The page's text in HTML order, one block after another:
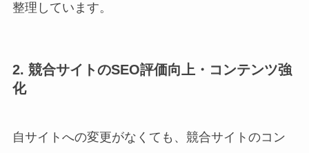
整理しています。
2. 競合サイトのSEO評価向上・コンテンツ強
化
自サイトへの変更がなくても、競合サイトのコン